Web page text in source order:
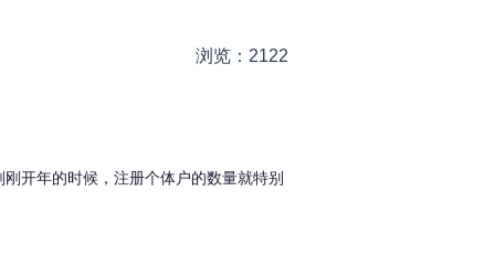
浏览：2122
开年的时候，注册个体户的数量就特别